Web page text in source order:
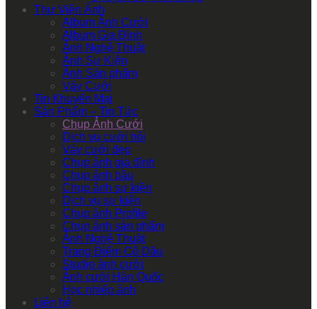
Thư Viện Ảnh
Album Ảnh Cưới
Album Gia Đình
Ảnh Nghệ Thuật
Ảnh Sự Kiện
Ảnh Sản phẩm
Váy Cưới
Tin Khuyến Mại
Sản Phẩm – Tin Tức
Chụp Ảnh Cưới
Dịch vụ cưới hỏi
Váy cưới đẹp
Chụp ảnh gia đình
Chụp ảnh bầu
Chụp ảnh sự kiện
Dịch vụ sự kiện
Chụp ảnh Profile
Chụp ảnh sản phẩm
Ảnh Nghệ Thuật
Trang Điểm Cô Dâu
Studio ảnh cưới
Ảnh cưới Hàn Quốc
Học nhiếp ảnh
Liên hệ